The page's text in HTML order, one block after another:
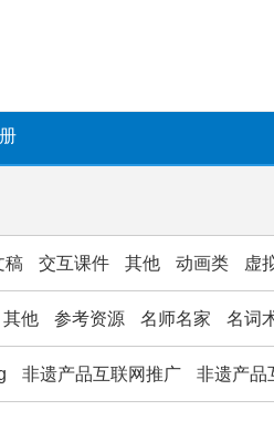
稿 交互课件 其他 动画类 虚
其他 参考资源 名师名家 名词
非遗产品互联网推广 非遗产品